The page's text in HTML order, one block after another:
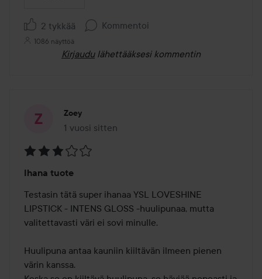
2 tykkää Kommentoi
1086 näyttöä
Kirjaudu lähettääksesi kommentin
Zoey
1 vuosi sitten
Viesti luotiin 1 vuosi sitten
3
/
5
Ihana tuote
Testasin tätä super ihanaa YSL LOVESHINE
LIPSTICK - INTENS GLOSS -huulipunaa, mutta
valitettavasti väri ei sovi minulle.
Huulipuna antaa kauniin kiiltävän ilmeen pienen
värin kanssa.